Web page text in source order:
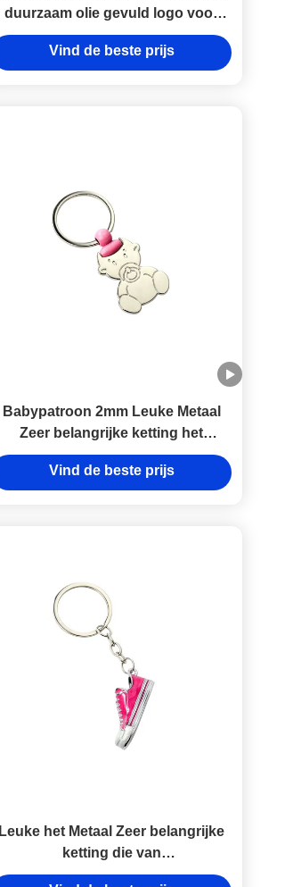
duurzaam olie gevuld logo voor
dagelijks gebruik
Vind de beste prijs
Babypatroon 2mm Leuke Metaal
Zeer belangrijke ketting het
Winkelen Karretje Symbolische
Sleutelring
Vind de beste prijs
Leuke het Metaal Zeer belangrijke
ketting die van
skateboardschoenen Zeer